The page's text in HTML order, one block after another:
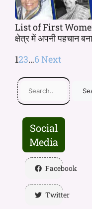
List of First
क्षेत्र में अपनी पहचान
123…6Next
Social
Media
Facebook
Twitter